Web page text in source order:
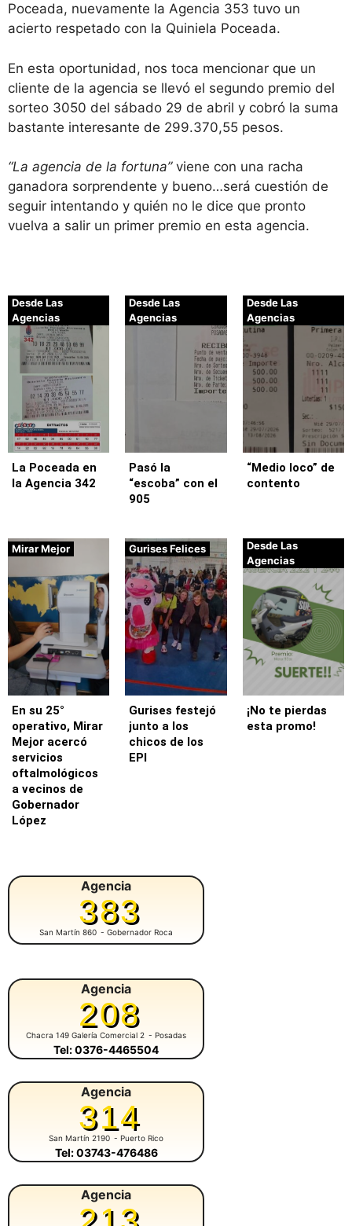
Poceada, nuevamente la Agencia 353 tuvo un
acierto respetado con la Quiniela Poceada.
En esta oportunidad, nos toca mencionar que un
cliente de la agencia se llevó el segundo premio del
sorteo 3050 del sábado 29 de abril y cobró la suma
bastante interesante de 299.370,55 pesos.
“La agencia de la fortuna”viene con una racha
ganadora sorprendente y bueno…será cuestión de
seguir intentando y quién no le dice que pronto
vuelva a salir un primer premio en esta agencia.
Desde Las
Agencias
La Poceada en
la Agencia 342
Desde Las
Agencias
Pasó la
“escoba” con el
905
Desde Las
Agencias
“Medio loco” de
contento
Mirar Mejor
En su 25°
operativo, Mirar
Mejor acercó
servicios
oftalmológicos
a vecinos de
Gobernador
López
Gurises Felices
Gurises festejó
junto a los
chicos de los
EPI
Desde Las
Agencias
¡No te pierdas
esta promo!
Agencia
383
San Martín 860 - Gobernador Roca
Agencia
208
Chacra 149 Galería Comercial 2 - Posadas
Tel: 0376-4465504
Agencia
314
San Martín 2190 - Puerto Rico
Tel: 03743-476486
Agencia